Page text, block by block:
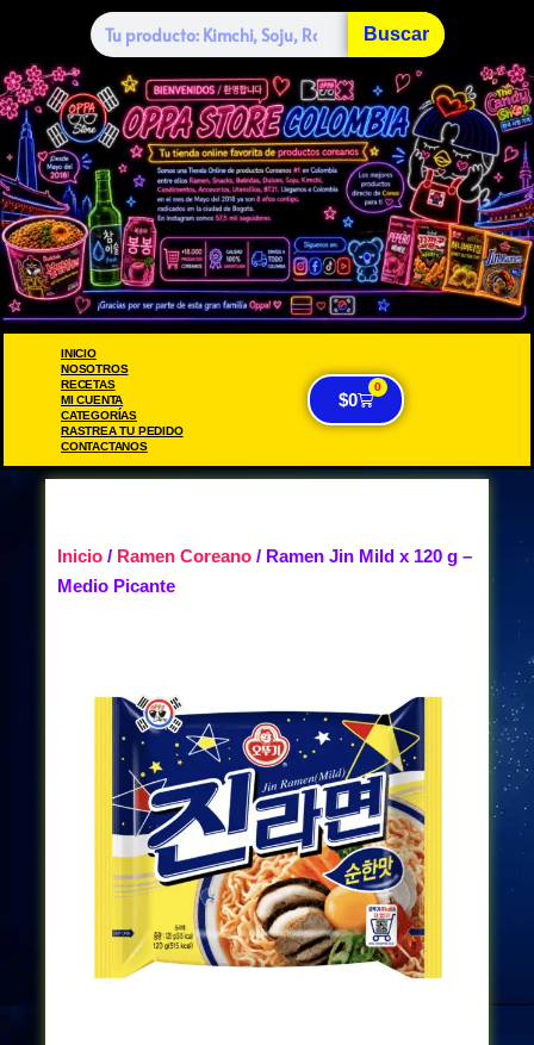
Buscar
INICIO
NOSOTROS
RECETAS
MI CUENTA
CATEGORÍAS
RASTREA TU PEDIDO
CONTACTANOS
$0
0
Inicio / Ramen Coreano / Ramen Jin Mild x 120 g –
Medio Picante